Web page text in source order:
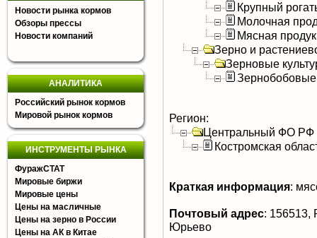
Новости рынка кормов
Обзоры прессы
Новости компаний
АНАЛИТИКА
Российский рынок кормов
Мировой рынок кормов
ИНСТРУМЕНТЫ РЫНКА
ФуражСТАТ
Мировые биржи
Мировые цены
Цены на масличные
Цены на зерно в России
Цены на АК в Китае
Крупный
Молочная
Мясная
Зерно и
Зерновые
Зернобобовые
Регион:
Центральный ФО РФ
Костромская
Краткая информация:
Почтовый адрес: 156513,
Юрьево